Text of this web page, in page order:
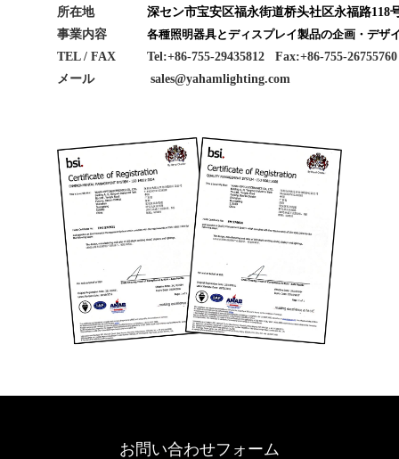
所在地
深セン市宝安区福永街道桥头社区永福路118
事業内容
各種照明器具とディスプレイ製品の企画・デザ
TEL / FAX
メール
Tel:+86-755-29435812 Fax:+86-755-26755760
sales@yahamlighting.com
お問い合わせフォーム